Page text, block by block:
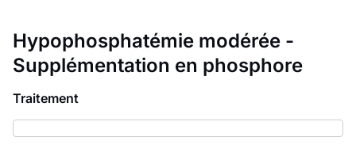
Hypophosphatémie modérée -
Supplémentation en phosphore
Traitement